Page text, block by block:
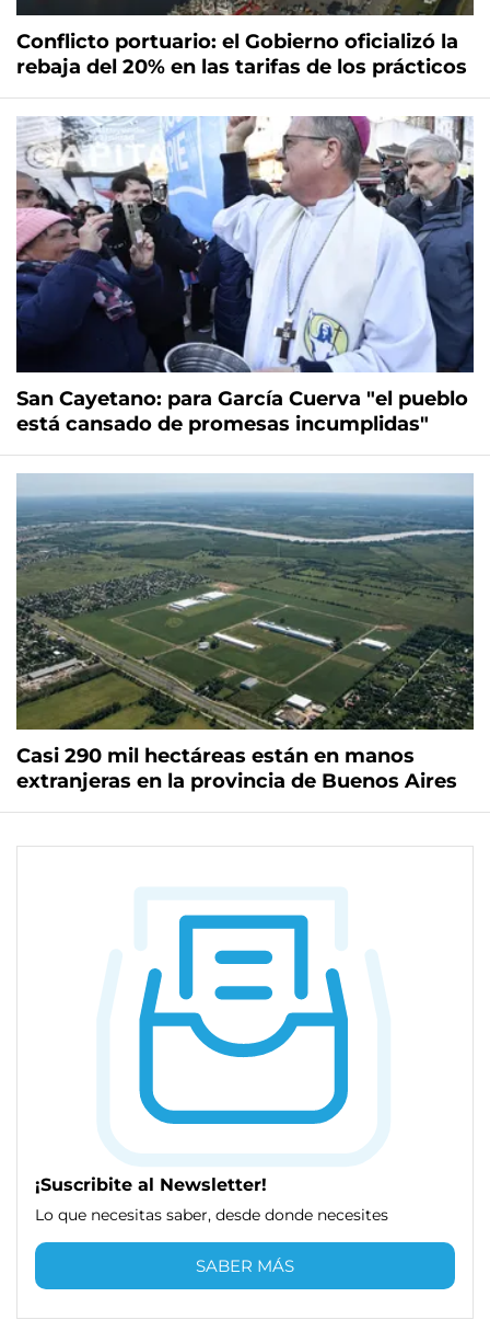
Conflicto portuario: el Gobierno oficializó la
rebaja del 20% en las tarifas de los prácticos
San Cayetano: para García Cuerva "el pueblo
está cansado de promesas incumplidas"
Casi 290 mil hectáreas están en manos
extranjeras en la provincia de Buenos Aires
¡Suscribite al Newsletter!
Lo que necesitas saber, desde donde necesites
SABER MÁS